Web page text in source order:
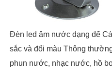
Đèn led âm nước dạng đế
sắc và đổi màu Thông
phun nước, nhạc nước, hồ